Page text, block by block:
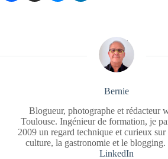
Bernie
Blogueur, photographe et rédacteur
Toulouse. Ingénieur de formation, je
2009 un regard technique et curieux
culture, la gastronomie et le blogging.
LinkedIn